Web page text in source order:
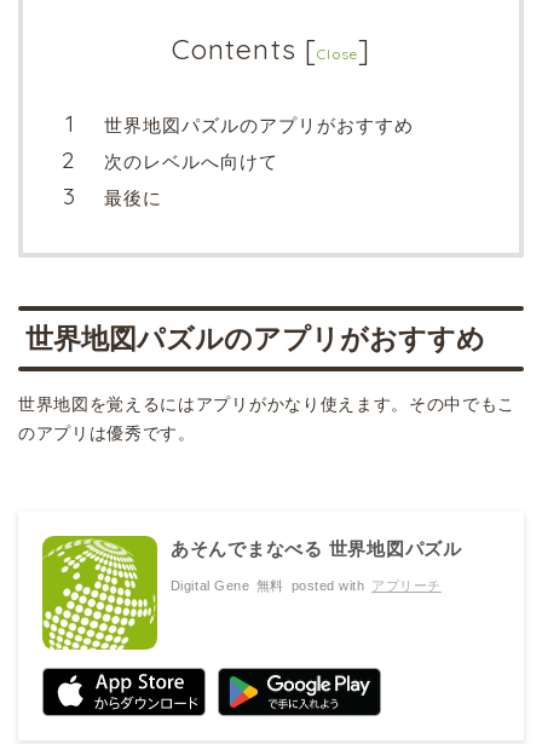
Contents [Close]
世界地図パズルのアプリがおすすめ
次のレベルへ向けて
最後に
世界地図パズルのアプリがおすすめ
世界地図を覚えるにはアプリがかなり使えます。その中でもこ
のアプリは優秀です。
あそんでまなべる 世界地図パズル
Digital Gene 無料 posted with アプリーチ